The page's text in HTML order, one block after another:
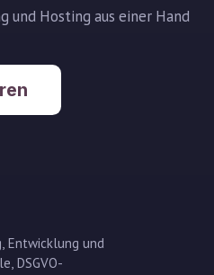
und Hosting aus einer Hand
Entwicklung und
DSGVO-